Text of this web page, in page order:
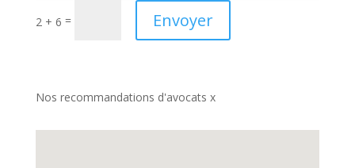
2 + 6 = Envoyer
Nos recommandations d'avocats x